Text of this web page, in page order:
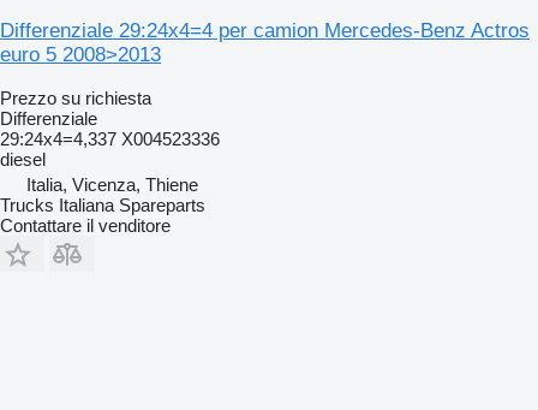
Differenziale 29:24x4=4 per camion Mercedes-Benz Actros
euro 5 2008>2013
Prezzo su richiesta
Differenziale
29:24x4=4,337 X004523336
diesel
Italia, Vicenza, Thiene
Trucks Italiana Spareparts
Contattare il venditore